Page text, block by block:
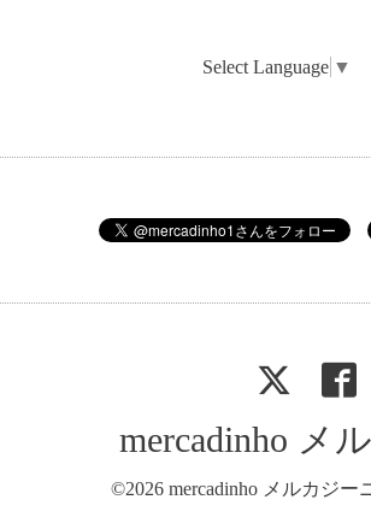
Select Language ▼
mercadinho メ
©2026 mercadinho メルカジー